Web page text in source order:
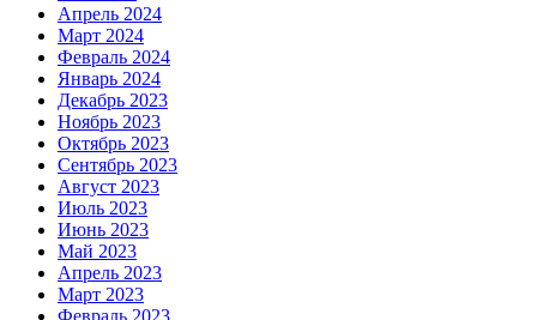
Апрель 2024
Март 2024
Февраль 2024
Январь 2024
Декабрь 2023
Ноябрь 2023
Октябрь 2023
Сентябрь 2023
Август 2023
Июль 2023
Июнь 2023
Май 2023
Апрель 2023
Март 2023
Февраль 2023